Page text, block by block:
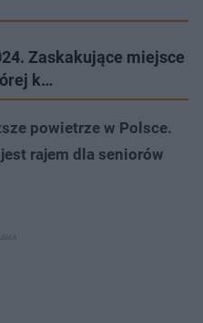
Zaskakujące miejsce
k…
powietrze w Polsce.
rajem dla seniorów